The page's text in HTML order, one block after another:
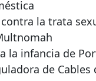
la trata
la infancia de
de